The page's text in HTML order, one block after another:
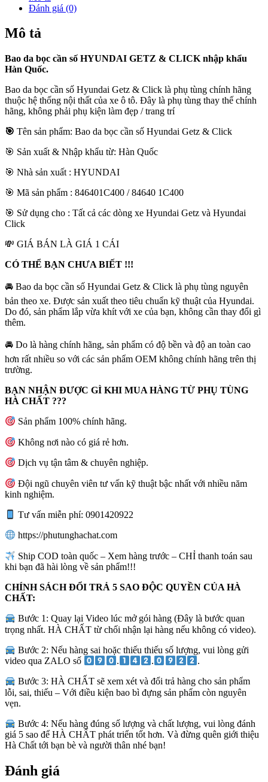
Đánh giá (0)
Mô tả
Bao da bọc cần số HYUNDAI GETZ & CLICK nhập khẩu
Hàn Quốc.
Bao da bọc cần số Hyundai Getz & Click là phụ tùng chính hãng
thuộc hệ thống nội thất của xe ô tô. Đây là phụ tùng thay thế chính
hãng, không phải phụ kiện làm đẹp / trang trí
🎯 Tên sản phẩm: Bao da bọc cần số Hyundai Getz & Click
🎯 Sản xuất & Nhập khẩu từ: Hàn Quốc
🎯 Nhà sản xuất : HYUNDAI
🎯 Mã sản phẩm : 846401C400 / 84640 1C400
🎯 Sử dụng cho : Tất cả các dòng xe Hyundai Getz và Hyundai
Click
💸 GIÁ BÁN LÀ GIÁ 1 CÁI
CÓ THỂ BẠN CHƯA BIẾT !!!
🚘 Bao da bọc cần số Hyundai Getz & Click là phụ tùng nguyên
bản theo xe. Được sản xuất theo tiêu chuẩn kỹ thuật của Hyundai.
Do đó, sản phẩm lắp vừa khít với xe của bạn, không cần thay đổi gì
thêm.
🚘 Do là hàng chính hãng, sản phẩm có độ bền và độ an toàn cao
hơn rất nhiều so với các sản phẩm OEM không chính hãng trên thị
trường.
BẠN NHẬN ĐƯỢC GÌ KHI MUA HÀNG TỪ PHỤ TÙNG
HÀ CHẤT ???
Sản phẩm 100% chính hãng.
Không nơi nào có giá rẻ hơn.
Dịch vụ tận tâm & chuyên nghiệp.
Đội ngũ chuyên viên tư vấn kỹ thuật bậc nhất với nhiều năm
kinh nghiệm.
Tư vấn miễn phí: 0901420922
https://phutunghachat.com
Ship COD toàn quốc – Xem hàng trước – CHỈ thanh toán sau
khi bạn đã hài lòng về sản phẩm!!!
CHÍNH SÁCH ĐỔI TRẢ 5 SAO ĐỘC QUYỀN CỦA HÀ
CHẤT:
Bước 1: Quay lại Video lúc mở gói hàng (Đây là bước quan
trọng nhất. HÀ CHẤT từ chối nhận lại hàng nếu không có video).
Bước 2: Nếu hàng sai hoặc thiếu thiếu số lượng, vui lòng gửi
video qua ZALO số
. . .
Bước 3: HÀ CHẤT sẽ xem xét và đổi trả hàng cho sản phẩm
lỗi, sai, thiếu – Với điều kiện bao bì đựng sản phẩm còn nguyên
vẹn.
Bước 4: Nếu hàng đúng số lượng và chất lượng, vui lòng đánh
giá 5 sao để HÀ CHẤT phát triển tốt hơn. Và đừng quên giới thiệu
Hà Chất tới bạn bè và người thân nhé bạn!
Đánh giá